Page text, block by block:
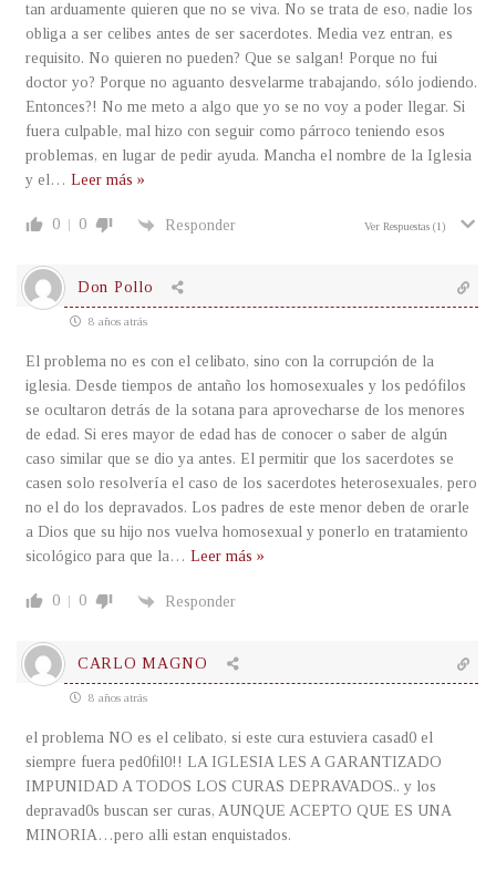
tan arduamente quieren que no se viva. No se trata de eso, nadie los
obliga a ser celibes antes de ser sacerdotes. Media vez entran, es
requisito. No quieren no pueden? Que se salgan! Porque no fui
doctor yo? Porque no aguanto desvelarme trabajando, sólo jodiendo.
Entonces?! No me meto a algo que yo se no voy a poder llegar. Si
fuera culpable, mal hizo con seguir como párroco teniendo esos
problemas, en lugar de pedir ayuda. Mancha el nombre de la Iglesia
y el… Leer más »
0 0 Responder Ver Respuestas (1)
Don Pollo
8 años atrás
El problema no es con el celibato, sino con la corrupción de la
iglesia. Desde tiempos de antaño los homosexuales y los pedófilos
se ocultaron detrás de la sotana para aprovecharse de los menores
de edad. Si eres mayor de edad has de conocer o saber de algún
caso similar que se dio ya antes. El permitir que los sacerdotes se
casen solo resolvería el caso de los sacerdotes heterosexuales, pero
no el do los depravados. Los padres de este menor deben de orarle
a Dios que su hijo nos vuelva homosexual y ponerlo en tratamiento
sicológico para que la… Leer más »
0 0 Responder
CARLO MAGNO
8 años atrás
el problema NO es el celibato, si este cura estuviera casad0 el
siempre fuera ped0fil0!! LA IGLESIA LES A GARANTIZADO
IMPUNIDAD A TODOS LOS CURAS DEPRAVADOS.. y los
depravad0s buscan ser curas, AUNQUE ACEPTO QUE ES UNA
MINORIA…pero alli estan enquistados.